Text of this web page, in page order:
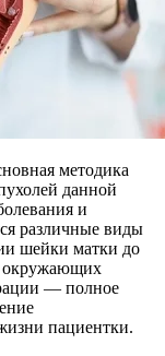
методика
данной
и
различные виды
шейки матки до
окружающих
— полное
пациентки.